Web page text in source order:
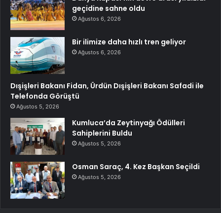
geçidine sahne oldu
Ağustos 6, 2026
Bir ilimize daha hızlı tren geliyor
Ağustos 6, 2026
Dışişleri Bakanı Fidan, Ürdün Dışişleri Bakanı Safadi ile
Telefonda Görüştü
Ağustos 5, 2026
Kumluca’da Zeytinyağı Ödülleri
Sahiplerini Buldu
Ağustos 5, 2026
Osman Saraç, 4. Kez Başkan Seçildi
Ağustos 5, 2026